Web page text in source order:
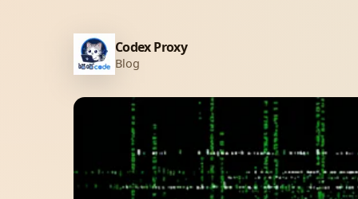
Codex Proxy
Blog